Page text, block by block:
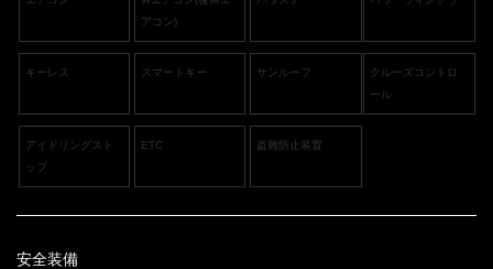
アコン)
キーレス スマートキー サンルーフ
クルーズコントロ
ール
アイドリングスト
ップ
ETC 盗難防止装置
安全装備